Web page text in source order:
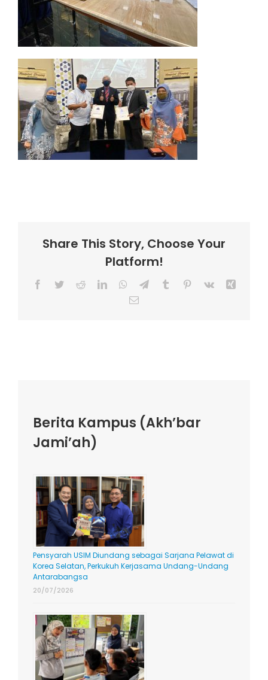
Share This Story, Choose Your
Platform!
Facebook
TwitterRedditLinkedInWhatsApp
TelegramTumblr Pinterest
Vk
Email
Berita Kampus (Akh’bar
Jami’ah)
Pensyarah USIM Diundang sebagai Sarjana Pelawat di
Korea Selatan, Perkukuh Kerjasama Undang-Undang
Antarabangsa
20/07/2026